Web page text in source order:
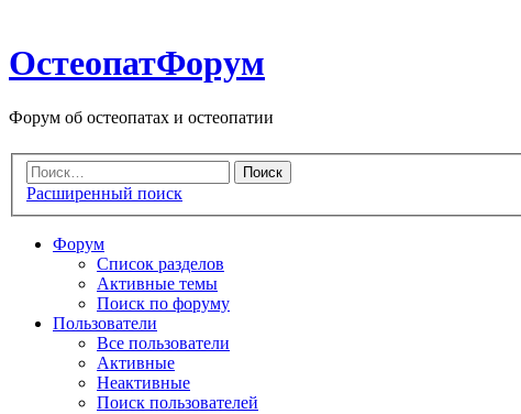
ОстеопатФорум
Форум об остеопатах и остеопатии
Расширенный поиск
Форум
Список разделов
Активные темы
Поиск по форуму
Пользователи
Все пользователи
Активные
Неактивные
Поиск пользователей